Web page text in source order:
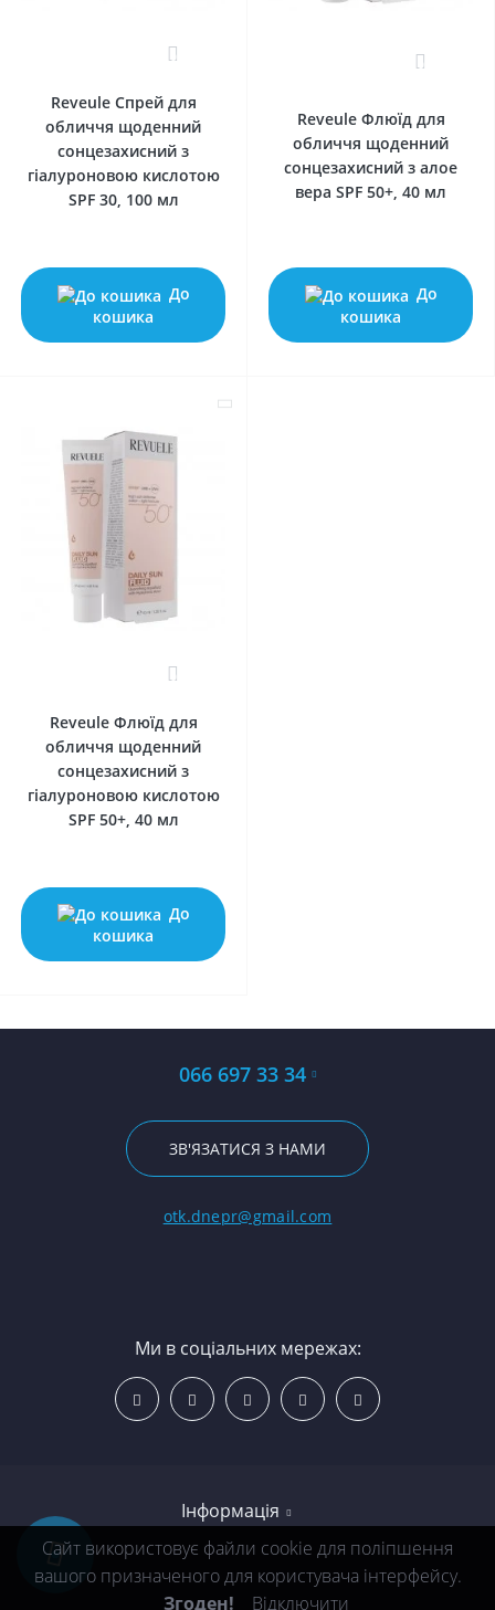
0
Reveule Спрей для
обличчя щоденний
сонцезахисний з
гіалуроновою кислотою
SPF 30, 100 мл
До
кошика
0
Reveule Флюїд для
обличчя щоденний
сонцезахисний з алое
вера SPF 50+, 40 мл
До
кошика
Reveule Флюїд для
обличчя щоденний
сонцезахисний з
гіалуроновою кислотою
SPF 50+, 40 мл
До
кошика
066 697 33 34
ЗВ'ЯЗАТИСЯ З НАМИ
otk.dnepr@gmail.com
Інформація
Сертифікати якості Soika
Ми в соціальних мережах:
Сайт використовує файли cookie для поліпшення
вашого призначеного для користувача інтерфейсу.
Згоден!
Відключити